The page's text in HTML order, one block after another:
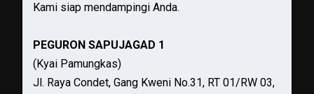
Kami siap mendampingi Anda.
PEGURON SAPUJAGAD 1
(Kyai Pamungkas)
Jl. Raya Condet, Gang Kweni No.31, RT 01/RW 03,